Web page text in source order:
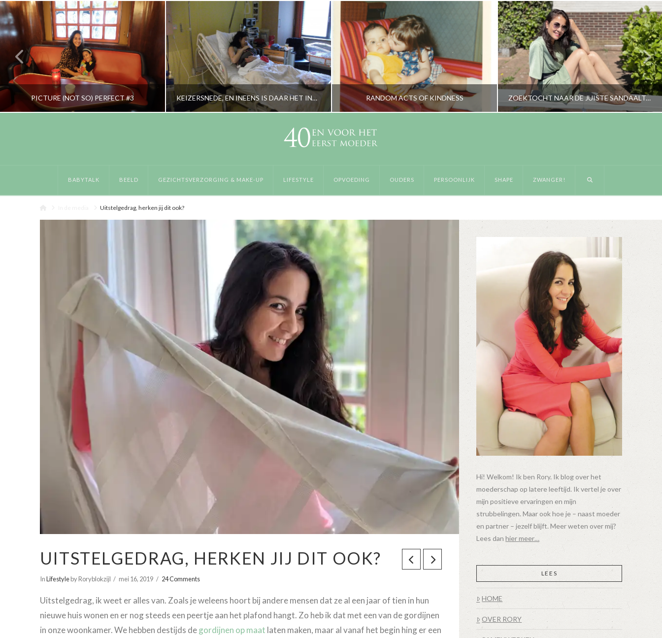
PICTURE (NOT SO) PERFECT #3 KEIZERSNEDE, EN INEENS IS DAAR HET INTENSE VERDRIET RANDOM ACTS OF KINDNESS ZOEKTOCHT NAAR DE JUISTE SANDAALTJES
BABYTALK BEELD GEZICHTSVERZORGING & MAKE-UP LIFESTYLE OPVOEDING OUDERS PERSOONLIJK SHAPE ZWANGER!
Uitstelgedrag, herken jij dit ook?
UITSTELGEDRAG, HERKEN JIJ DIT OOK?
InLifestyleby Roryblokzijl mei 16, 2019 24 Comments
Uitstelgedrag, ik weet er alles van. Zoals je weleens hoort bij andere mensen dat ze al een jaar of tien in hun
nieuwe huis wonen en er nog steeds een peertje aan het plafond hangt. Zo heb ik dat met een van de gordijnen
in onze woonkamer. We hebben destijds degordijnen op maat laten maken, maar al vanaf het begin hing er een
Hi! Welkom! Ik ben Rory. Ik blog over het
moederschap op latere leeftijd. Ik vertel je over
mijn positieve ervaringen en mijn
strubbelingen. Maar ook hoe je – naast moeder
en partner – jezelf blijft. Meer weten over mij?
Lees danhier meer…
LEES
HOME
OVER RORY